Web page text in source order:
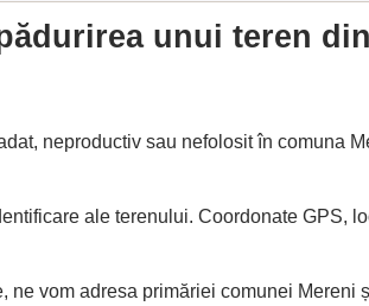
unui teren
neproductiv sau nefolosit în comuna
ale terenului. Coordonate GPS,
ne vom adresa primăriei comunei Mereni